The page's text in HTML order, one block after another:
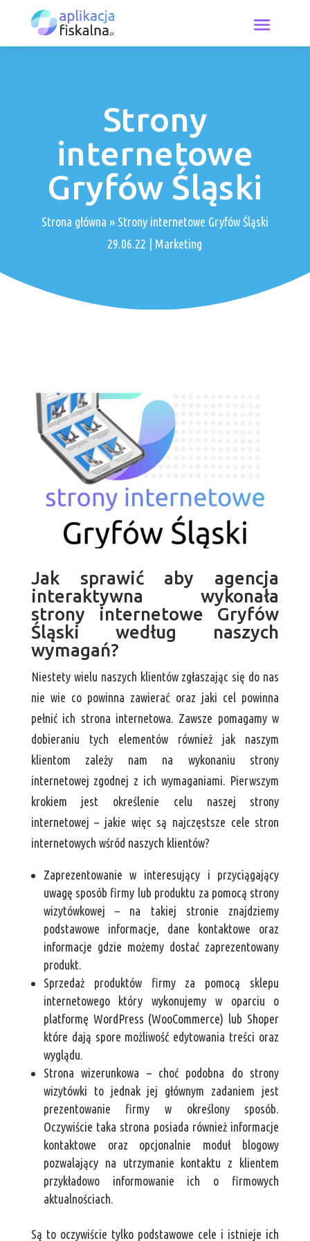
Strony
internetowe
Gryfów Śląski
Strona główna » Strony internetowe Gryfów Śląski
29.06.22
Marketing
Jak sprawić aby agencja
interaktywna wykonała
strony internetowe Gryfów
Śląski według naszych
wymagań?
Niestety wielu naszych klientów zgłaszając się do nas
nie wie co powinna zawierać oraz jaki cel powinna
pełnić ich strona internetowa. Zawsze pomagamy w
dobieraniu tych elementów również jak naszym
klientom zależy nam na wykonaniu strony
internetowej zgodnej z ich wymaganiami. Pierwszym
krokiem jest określenie celu naszej strony
internetowej – jakie więc są najczęstsze cele stron
internetowych wśród naszych klientów?
Zaprezentowanie w interesujący i przyciągający
uwagę sposób firmy lub produktu za pomocą strony
wizytówkowej – na takiej stronie znajdziemy
podstawowe informacje, dane kontaktowe oraz
informacje gdzie możemy dostać zaprezentowany
produkt.
Sprzedaż produktów firmy za pomocą sklepu
internetowego który wykonujemy w oparciu o
platformę WordPress (WooCommerce) lub Shoper
które dają spore możliwość edytowania treści oraz
wyglądu.
Strona wizerunkowa – choć podobna do strony
wizytówki to jednak jej głównym zadaniem jest
prezentowanie firmy w określony sposób.
Oczywiście taka strona posiada również informacje
kontaktowe oraz opcjonalnie moduł blogowy
pozwalający na utrzymanie kontaktu z klientem
przykładowo informowanie ich o firmowych
aktualnościach.
Są to oczywiście tylko podstawowe cele i istnieje ich